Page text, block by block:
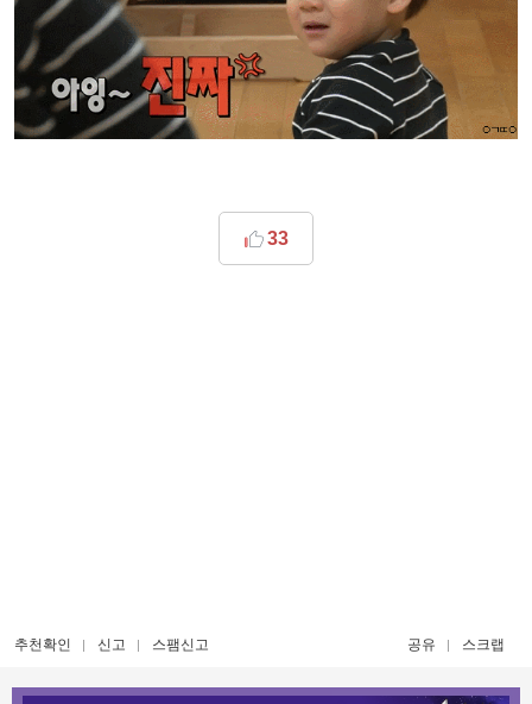
33
추천확인 신고 스팸신고 공유 스크랩